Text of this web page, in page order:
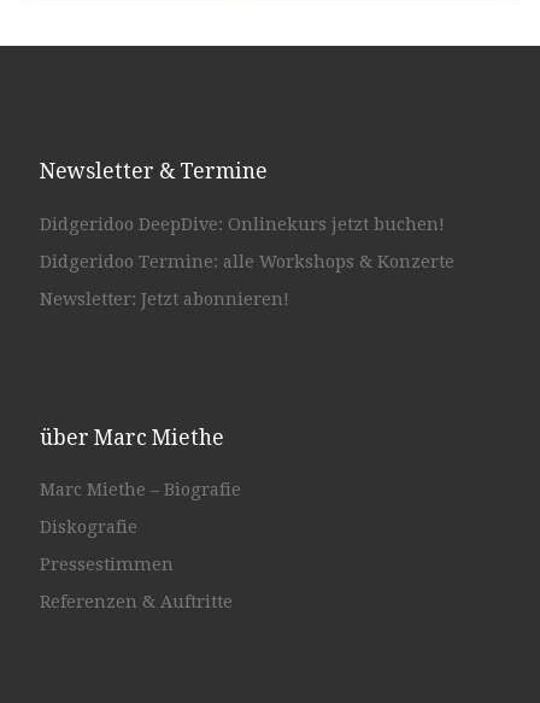
Newsletter & Termine
Didgeridoo DeepDive: Onlinekurs jetzt buchen!
Didgeridoo Termine: alle Workshops & Konzerte
Newsletter: Jetzt abonnieren!
über Marc Miethe
Marc Miethe – Biografie
Diskografie
Pressestimmen
Referenzen & Auftritte